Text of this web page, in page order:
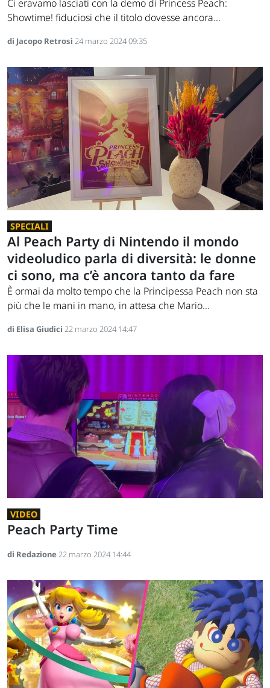
Ci eravamo lasciati con la demo di Princess Peach:
Showtime! fiduciosi che il titolo dovesse ancora...
di Jacopo Retrosi 24 marzo 2024 09:35
SPECIALI
Al Peach Party di Nintendo il mondo
videoludico parla di diversità: le donne
ci sono, ma c’è ancora tanto da fare
È ormai da molto tempo che la Principessa Peach non sta
più che le mani in mano, in attesa che Mario...
di Elisa Giudici 22 marzo 2024 14:47
VIDEO
Peach Party Time
di Redazione22 marzo 2024 14:44